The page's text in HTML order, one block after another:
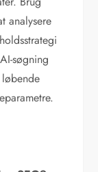
analysere
søgning